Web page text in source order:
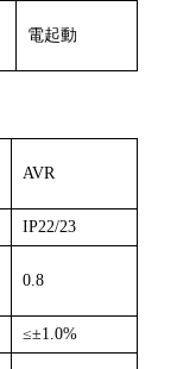
電起動
AVR
IP22/23
0.8
≤±1.0%